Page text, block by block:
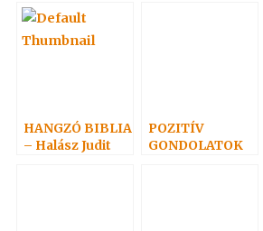
ajándékba
HANGZÓ BIBLIA
– Halász Judit
POZITÍV
GONDOLATOK